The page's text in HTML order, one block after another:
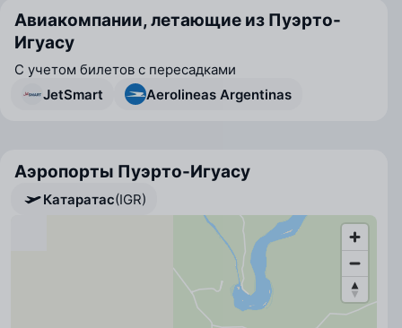
Авиакомпании, летающие из Пуэрто-
Игуасу
С учетом билетов с пересадками
JetSmart
Aerolineas Argentinas
Аэропорты Пуэрто-Игуасу
Катаратас(IGR)